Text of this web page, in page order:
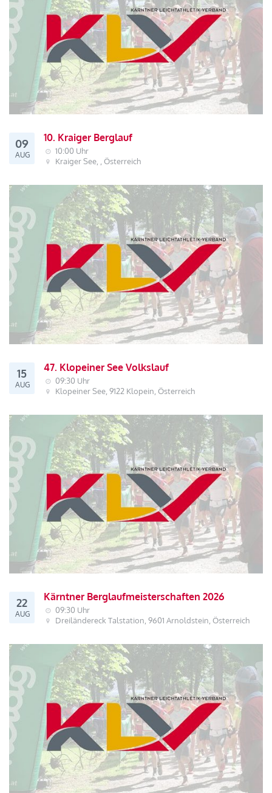
09
AUG
10. Kraiger Berglauf
10:00 Uhr
Kraiger See, , Österreich
15
AUG
47. Klopeiner See Volkslauf
09:30 Uhr
Klopeiner See, 9122 Klopein, Österreich
22
AUG
Kärntner Berglaufmeisterschaften 2026
09:30 Uhr
Dreiländereck Talstation, 9601 Arnoldstein, Österreich